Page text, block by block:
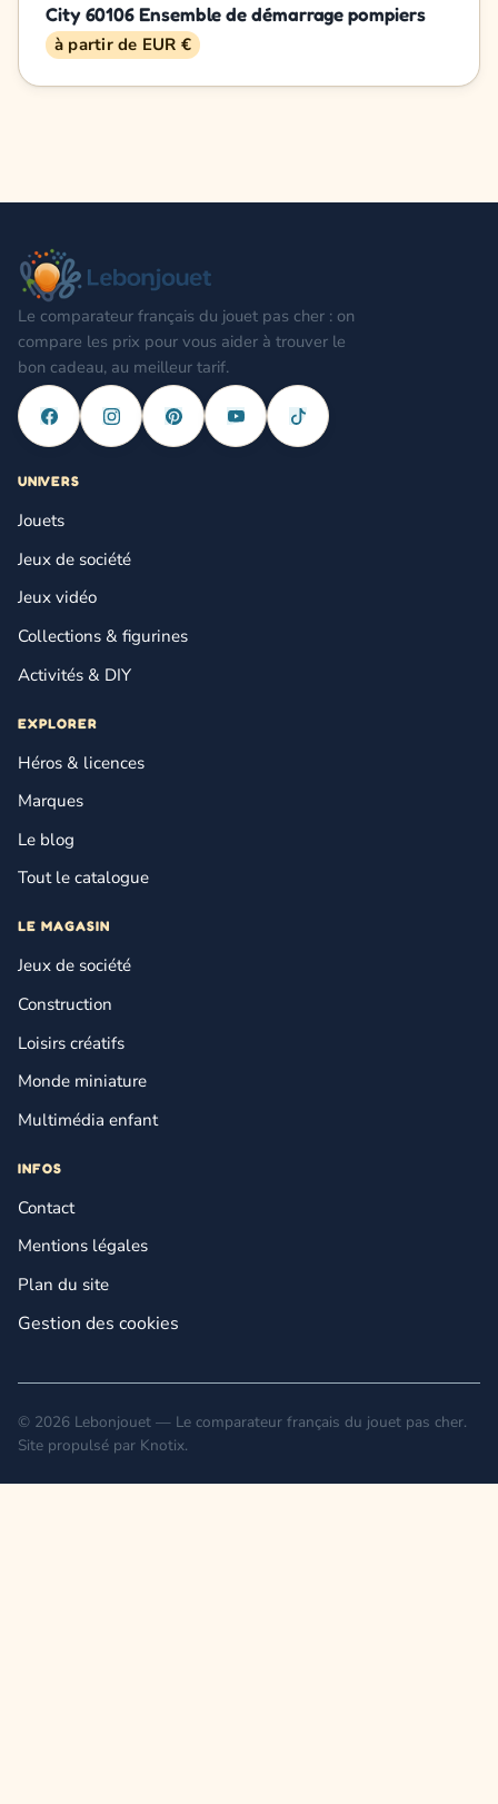
City 60106 Ensemble de démarrage pompiers
à partir de EUR €
Le comparateur français du jouet pas cher : on
compare les prix pour vous aider à trouver le
bon cadeau, au meilleur tarif.
UNIVERS
Jouets
Jeux de société
Jeux vidéo
Collections & figurines
Activités & DIY
EXPLORER
Héros & licences
Marques
Le blog
Tout le catalogue
LE MAGASIN
Jeux de société
Construction
Loisirs créatifs
Monde miniature
Multimédia enfant
INFOS
Contact
Mentions légales
Plan du site
Gestion des cookies
© 2026 Lebonjouet — Le comparateur français du jouet pas cher.
Site propulsé par Knotix.